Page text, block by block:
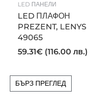
LED ПАНЕЛИ
LED ПЛАФОН
PREZENT, LENYS
49065
59.31€ (116.00 лв.)
БЪРЗ ПРЕГЛЕД